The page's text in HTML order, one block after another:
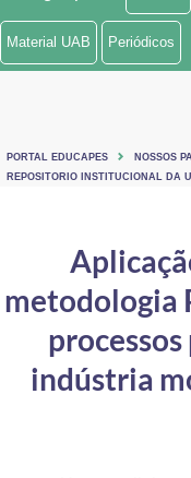
Ministério de Minas e Energia
Ministério do Turismo
Controladoria-Geral da União
Ministério da Mulher, da Família
Secretaria-Geral
Material UAB Periódicos
PORTAL EDUCAPES
NOSSOS
REPOSITORIO INSTITUCIONAL DA
metodologia
indústria